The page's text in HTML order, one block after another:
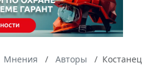
Мнения Авторы
Костанец